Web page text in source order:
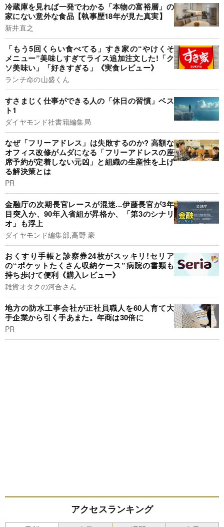
冷蔵庫を見れば一発でわかる「本物の富裕層」の
家にない意外な食品【執事歴18年が見た真実】
新井直之
「もう5回くらい食べてる」すき家の“やけくそ
メニュー”美味しすぎてライス追加注文した!「ク
ソ美味い」「好きすぎる」《実食レビュー》
ランチ命の山盛くん
すさまじく仕事ができる人の「休日の習慣」ベス
ト1
ダイヤモンド社書籍編集局
なぜ「フリーアドレス」は失敗するのか? 高額な
オフィス改修がムダになる「フリーアドレスの座
席予約が定着しない元凶」と組織の生産性を上げ
る解決策とは
PR
金融庁の次期長官レースが混迷...伊藤長官が3年
目突入か、90年入省組が昇格か、「第3のシナリ
オ」も浮上
ダイヤモンド編集部,高野 豪
おくすり手帳と診察券24枚がスッキリ!セリア
の“ポケットたくさん収納ケース”病院の書類も
持ち歩けて便利《購入レビュー》
雑貨オタクの河合さん
地方の防水工事会社が正社員職人を60人育て大
手企業から引く手あまた。年商は30倍に
PR
アクセスランキング